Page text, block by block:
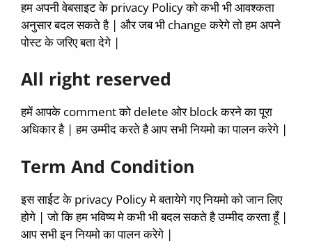
हम अपनी वेबसाइट के privacy Policy को कभी भी आवश्कता
अनुसार बदल सकते है | और जब भी change करेगे तो हम अपने
पोस्ट के जरिए बता देगे |
All right reserved
हमें आपके comment को delete ओर block करने का पूरा
अधिकार है | हम उम्मीद करते है आप सभी नियमो का पालन करेगे |
Term And Condition
इस साईट के privacy Policy मे बतायेगे गए नियमो को जान लिए
होगे | जो कि हम भविष्य मे कभी भी बदल सकते है उम्मीद करता हूँ |
आप सभी इन नियमो का पालन करेगे |